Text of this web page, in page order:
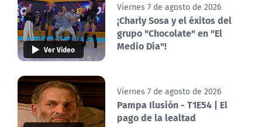
Ver Video
Viernes 7 de agosto de 2026
¡Charly Sosa y el éxitos del
grupo "Chocolate" en "El
Medio Día"!
Viernes 7 de agosto de 2026
Pampa Ilusión - T1E54 | El
pago de la lealtad